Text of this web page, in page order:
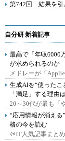
第742回 結果を引
自分研 新着記事
最高で「年収
が求められるのか
メドレーが「
生成AIを“使った
「満足」する理由
20～30代が最も「
“応用情報が消え
格の今を読む
＠IT人気記事まと